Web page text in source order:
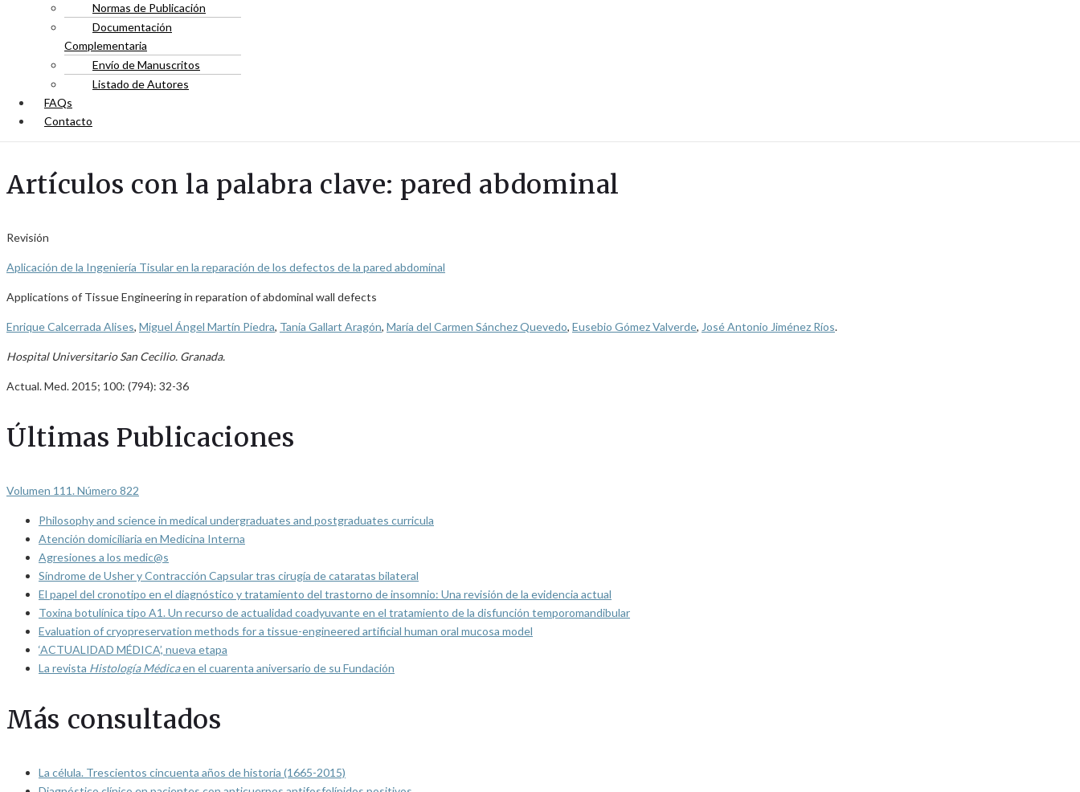
Normas de Publicación
Documentación
Complementaria
Envío de Manuscritos
Listado de Autores
FAQs
Contacto
Artículos con la palabra clave: pared abdominal
Revisión
Aplicación de la Ingeniería Tisular en la reparación de los defectos de la pared abdominal
Applications of Tissue Engineering in reparation of abdominal wall defects
Enrique Calcerrada Alises, Miguel Ángel Martín Piedra, Tania Gallart Aragón, María del Carmen Sánchez Quevedo, Eusebio Gómez Valverde, José Antonio Jiménez Ríos.
Hospital Universitario San Cecilio. Granada.
Actual. Med. 2015; 100: (794): 32-36
Últimas Publicaciones
Volumen 111. Número 822
Philosophy and science in medical undergraduates and postgraduates curricula
Atención domiciliaria en Medicina Interna
Agresiones a los medic@s
Síndrome de Usher y Contracción Capsular tras cirugía de cataratas bilateral
El papel del cronotipo en el diagnóstico y tratamiento del trastorno de insomnio: Una revisión de la evidencia actual
Toxina botulínica tipo A1. Un recurso de actualidad coadyuvante en el tratamiento de la disfunción temporomandibular
Evaluation of cryopreservation methods for a tissue-engineered artificial human oral mucosa model
‘ACTUALIDAD MÉDICA’, nueva etapa
La revista Histología Médicaen el cuarenta aniversario de su Fundación
Más consultados
La célula. Trescientos cincuenta años de historia (1665-2015)